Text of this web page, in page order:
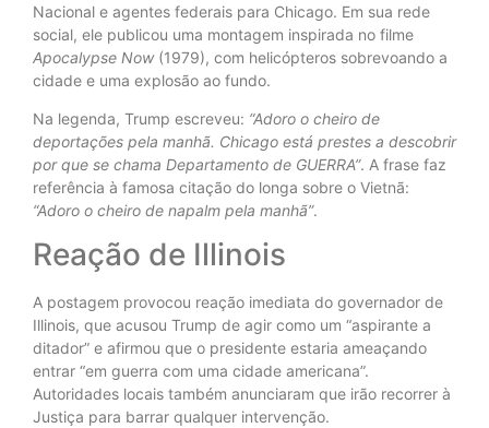
Nacional e agentes federais para Chicago. Em sua rede
social, ele publicou uma montagem inspirada no filme
Apocalypse Now(1979), com helicópteros sobrevoando a
cidade e uma explosão ao fundo.
Na legenda, Trump escreveu: “Adoro o cheiro de
deportações pela manhã. Chicago está prestes a descobrir
por que se chama Departamento de GUERRA”. A frase faz
referência à famosa citação do longa sobre o Vietnã:
“Adoro o cheiro de napalm pela manhã”.
Reação de Illinois
A postagem provocou reação imediata do governador de
Illinois, que acusou Trump de agir como um “aspirante a
ditador” e afirmou que o presidente estaria ameaçando
entrar “em guerra com uma cidade americana”.
Autoridades locais também anunciaram que irão recorrer à
Justiça para barrar qualquer intervenção.